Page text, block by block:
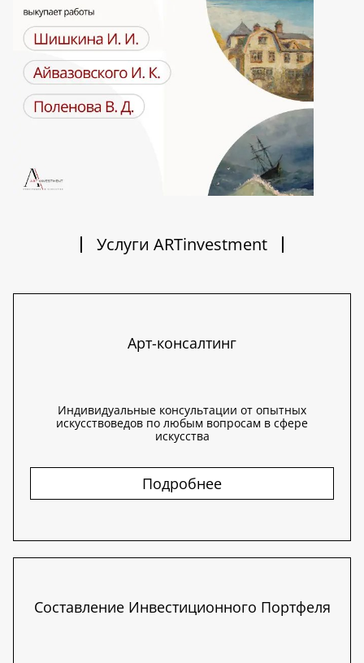
Услуги ARTinvestment
Арт-консалтинг
Индивидуальные консультации от опытных
искусствоведов по любым вопросам в сфере
искусства
Подробнее
Составление Инвестиционного Портфеля